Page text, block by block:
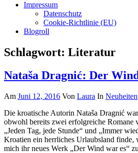
Impressum
Datenschutz
Cookie-Richtlinie (EU)
Blogroll
Schlagwort: Literatur
Nataša Dragnić: Der
Am Juni 12, 2016 Von Laura In Neuheiten
Die kroatische Autorin Nataša Dragnić
obwohl bereits zwei erfolgreiche Romane
„Jeden Tag, jede Stunde“ und „Immer
Kroatien ein herrliches Urlaubsland finde,
mich ihr neues Werk „Der Wind war es“